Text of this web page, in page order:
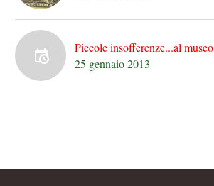
Piccole insofferenze...al museo
25 gennaio 2013